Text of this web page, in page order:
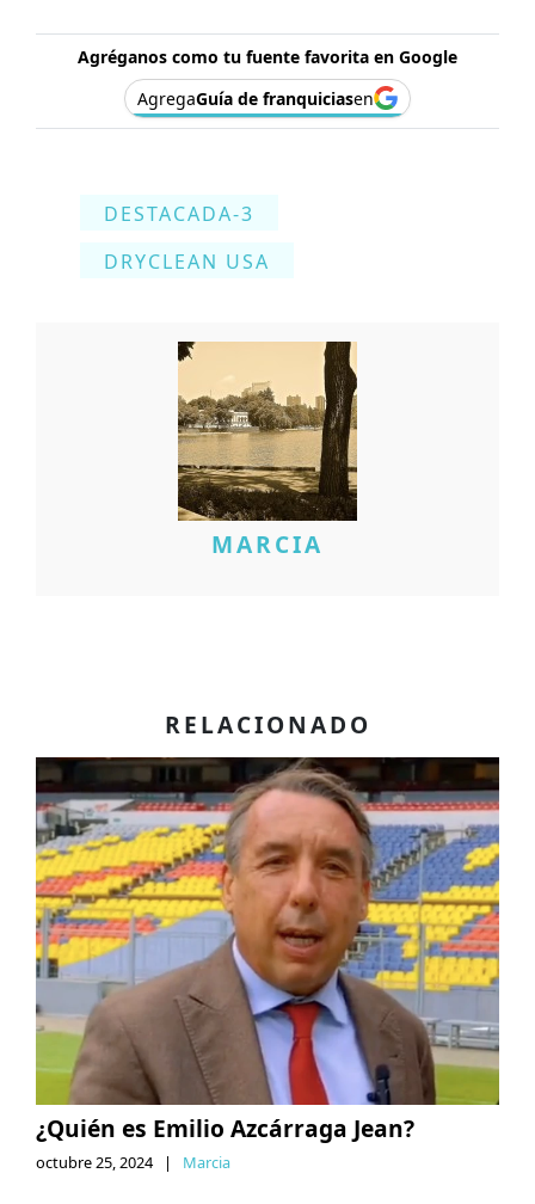
Agréganos como tu fuente favorita en Google
AgregaGuía de franquiciasen
DESTACADA-3
DRYCLEAN USA
MARCIA
RELACIONADO
¿Quién es Emilio Azcárraga Jean?
octubre 25, 2024 | Marcia